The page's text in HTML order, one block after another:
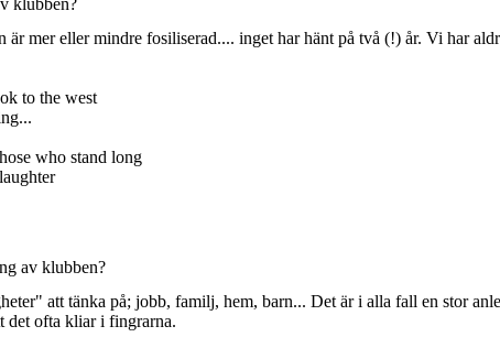
är mer eller mindre fosiliserad.... inget har hänt på två (!) år. Vi har
to the west
who stand long
av klubben?
att tänka på; jobb, familj, hem, barn... Det är i alla fall en stor
det ofta kliar i fingrarna.